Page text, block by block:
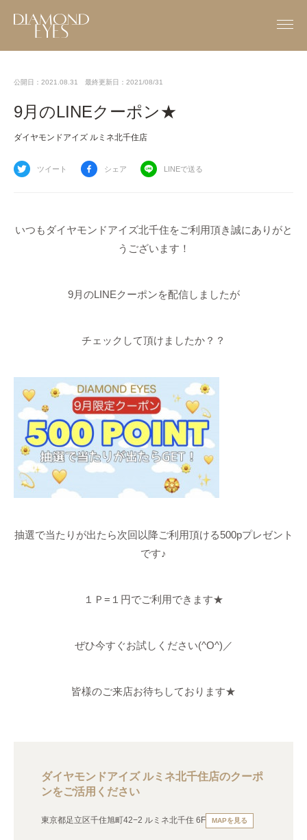
公開日：2021.08.31 最終更新日：2021/08/31
9月のLINEクーポン★
ダイヤモンドアイズ ルミネ北千住店
ツイート シェア LINEで送る
いつもダイヤモンドアイズ北千住をご利用頂き誠にありがと
うございます！
9月のLINEクーポンを配信しましたが
チェックして頂けましたか？？
抽選で当たりが出たら次回以降ご利用頂ける500pプレゼント
です♪
１Ｐ=１円でご利用できます★
ぜひ今すぐお試しください(^O^)／
皆様のご来店お待ちしております★
ダイヤモンドアイズ ルミネ北千住店のクーポ
ンをご活用ください
東京都足立区千住旭町42−2 ルミネ北千住 6F MAPを見る